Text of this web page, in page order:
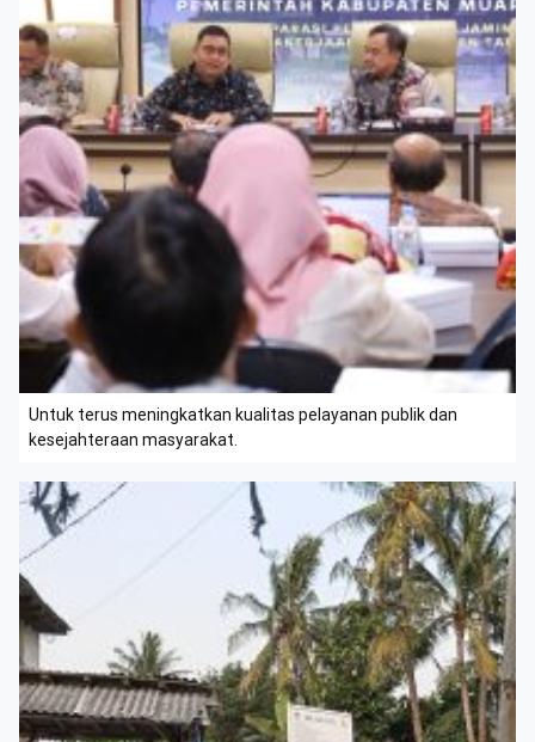
Untuk terus meningkatkan kualitas pelayanan publik dan
kesejahteraan masyarakat.